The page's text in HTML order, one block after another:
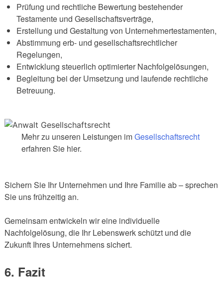
Prüfung und rechtliche Bewertung bestehender
Testamente und Gesellschaftsverträge,
Erstellung und Gestaltung von Unternehmertestamenten,
Abstimmung erb- und gesellschaftsrechtlicher
Regelungen,
Entwicklung steuerlich optimierter Nachfolgelösungen,
Begleitung bei der Umsetzung und laufende rechtliche
Betreuung.
Mehr zu unseren Leistungen imGesellschaftsrecht
erfahren Sie hier.
Sichern Sie Ihr Unternehmen und Ihre Familie ab – sprechen
Sie uns frühzeitig an.
Gemeinsam entwickeln wir eine individuelle
Nachfolgelösung, die Ihr Lebenswerk schützt und die
Zukunft Ihres Unternehmens sichert.
6. Fazit